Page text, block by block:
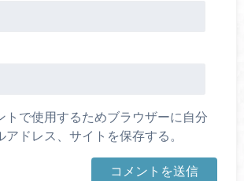
トで使用するためブラウザーに自分
ドレス、サイトを保存する。